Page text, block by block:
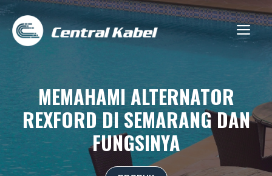
Skip
content
MEMAHAMI ALTERNATOR
REXFORD DI SEMARANG DAN
FUNGSINYA